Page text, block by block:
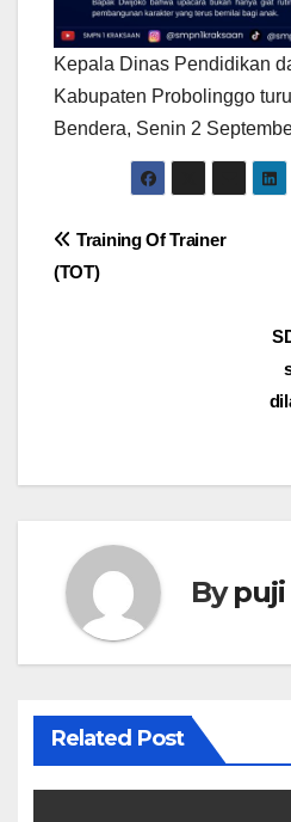
Kepala Dinas Pendidikan
Kabupaten Probolinggo
Bendera, Senin 2
Post
navigation
Training Of Trainer
(TOT)
By
Related Post